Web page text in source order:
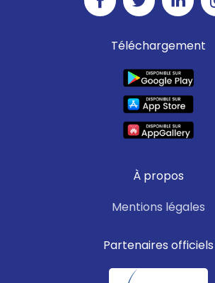
Téléchargement
À propos
Mentions légales
Partenaires officiels